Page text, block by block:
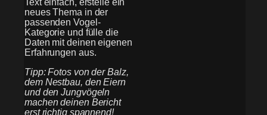
Text einfach, erstelle ein
neues Thema in der
passenden Vogel-
Kategorie und fülle die
Daten mit deinen eigenen
Erfahrungen aus.
Tipp: Fotos von der Balz,
dem Nestbau, den Eiern
und den Jungvögeln
machen deinen Bericht
erst richtig spannend!